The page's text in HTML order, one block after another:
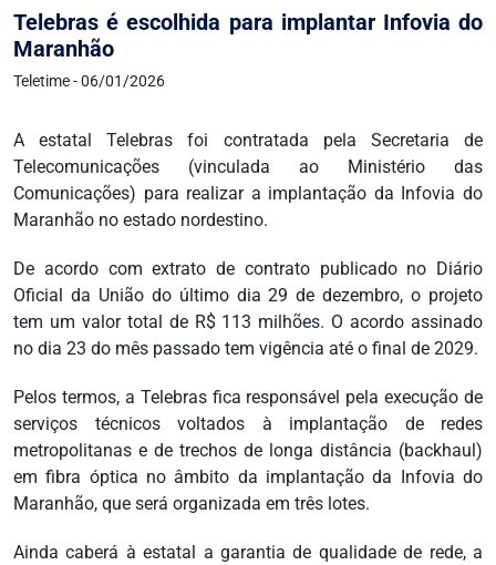
Telebras é escolhida para implantar Infovia do
Maranhão
Teletime - 06/01/2026
A estatal Telebras foi contratada pela Secretaria de
Telecomunicações (vinculada ao Ministério das
Comunicações) para realizar a implantação da Infovia do
Maranhão no estado nordestino.
De acordo com extrato de contrato publicado no Diário
Oficial da União do último dia 29 de dezembro, o projeto
tem um valor total de R$ 113 milhões. O acordo assinado
no dia 23 do mês passado tem vigência até o final de 2029.
Pelos termos, a Telebras fica responsável pela execução de
serviços técnicos voltados à implantação de redes
metropolitanas e de trechos de longa distância (backhaul)
em fibra óptica no âmbito da implantação da Infovia do
Maranhão, que será organizada em três lotes.
Ainda caberá à estatal a garantia de qualidade de rede, a